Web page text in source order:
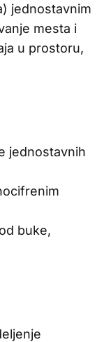
jednostavnim
mesta i
u prostoru,
jednostavnih
buke,